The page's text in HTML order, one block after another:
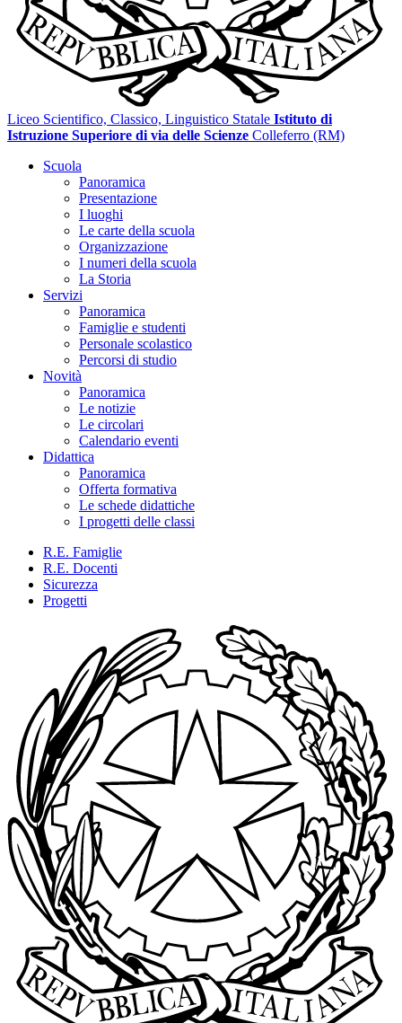
Liceo Scientifico, Classico, Linguistico Statale Istituto di
Istruzione Superiore di via delle Scienze Colleferro (RM)
Scuola
Panoramica
Presentazione
I luoghi
Le carte della scuola
Organizzazione
I numeri della scuola
La Storia
Servizi
Panoramica
Famiglie e studenti
Personale scolastico
Percorsi di studio
Novità
Panoramica
Le notizie
Le circolari
Calendario eventi
Didattica
Panoramica
Offerta formativa
Le schede didattiche
I progetti delle classi
R.E. Famiglie
R.E. Docenti
Sicurezza
Progetti